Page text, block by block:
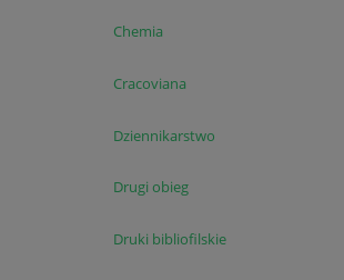
Chemia
Cracoviana
Dziennikarstwo
Drugi obieg
Druki bibliofilskie